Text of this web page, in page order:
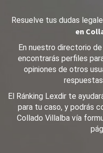
Resuelve tus dudas
en
En nuestro directorio
encontrarás perfiles
opiniones de otros
El Ránking Lexdir te
para tu caso, y podrás
Collado Villalba vía